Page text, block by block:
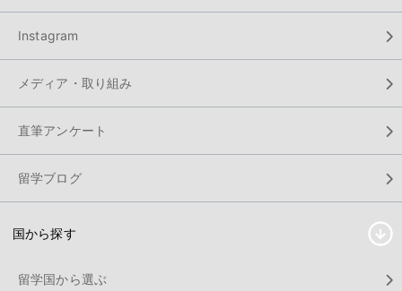
Instagram
メディア・取り組み
直筆アンケート
留学ブログ
国から探す
留学国から選ぶ